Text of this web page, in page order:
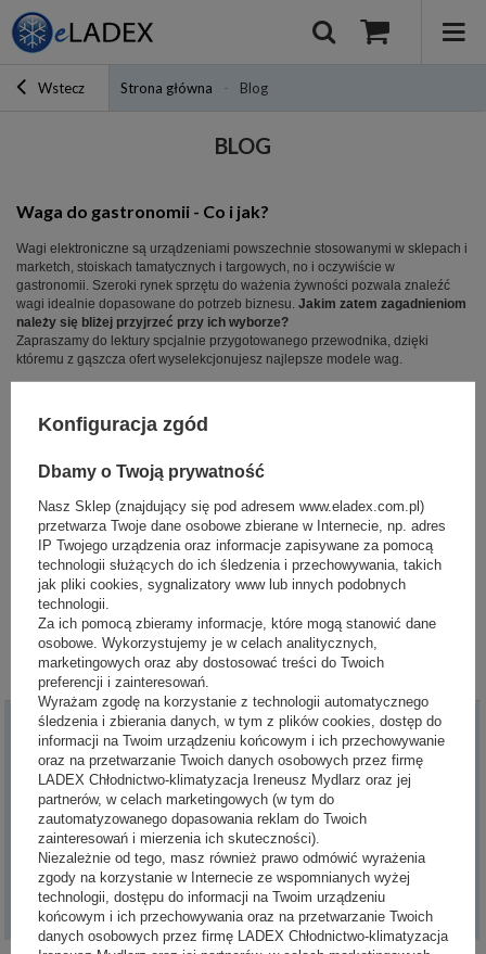
Wstecz Strona główna Blog
BLOG
Waga do gastronomii - Co i jak?
Wagi elektroniczne są urządzeniami powszechnie stosowanymi w sklepach i
marketch, stoiskach tamatycznych i targowych, no i oczywiście w
gastronomii. Szeroki rynek sprzętu do ważenia żywności pozwala znaleźć
wagi idealnie dopasowane do potrzeb biznesu. Jakim zatem zagadnieniom
należy się bliżej przyjrzeć przy ich wyborze?
Zapraszamy do lektury spcjalnie przygotowanego przewodnika, dzięki
któremu z gąszcza ofert wyselekcjonujesz najlepsze modele wag.
Krajalnica stanowi jedną z najważniejszych maszyn na wyposażeniu sklepu
oraz firmy zajmującej się gastronomią czy cateringiem. Praca tego
urządzenia ma na celu
szybkie ,wygodne a przy tym bezpieczne
krojenie
produktów spożywczych np. chleba, wędlin, sera, na wybrane grubości,
równe plasterki.
W jaki sposób dokonać najwłaściwszegowyboru?Wystarczy zwrócić
uwagę na kilka czynników, aby zakupiona krajalnica służyła na długie lata.
Przeczytaj więcej
Moje zamówienie
Status zamówienia
Śledzenie przesyłki
Chcę zareklamować towar
Chcę zwrócić towar
Chcę wymienić towar
Konfiguracja zgód
Dbamy o Twoją prywatność
Nasz Sklep (znajdujący się pod adresem www.eladex.com.pl)
przetwarza Twoje dane osobowe zbierane w Internecie, np. adres
IP Twojego urządzenia oraz informacje zapisywane za pomocą
technologii służących do ich śledzenia i przechowywania, takich
jak pliki cookies, sygnalizatory www lub innych podobnych
technologii.
Za ich pomocą zbieramy informacje, które mogą stanowić dane
osobowe. Wykorzystujemy je w celach analitycznych,
marketingowych oraz aby dostosować treści do Twoich
preferencji i zainteresowań.
Wyrażam zgodę na korzystanie z technologii automatycznego
śledzenia i zbierania danych, w tym z plików cookies, dostęp do
informacji na Twoim urządzeniu końcowym i ich przechowywanie
oraz na przetwarzanie Twoich danych osobowych przez firmę
LADEX Chłodnictwo-klimatyzacja Ireneusz Mydlarz oraz jej
partnerów, w celach marketingowych (w tym do
zautomatyzowanego dopasowania reklam do Twoich
zainteresowań i mierzenia ich skuteczności).
Niezależnie od tego, masz również prawo odmówić wyrażenia
zgody na korzystanie w Internecie ze wspomnianych wyżej
technologii, dostępu do informacji na Twoim urządzeniu
końcowym i ich przechowywania oraz na przetwarzanie Twoich
danych osobowych przez firmę LADEX Chłodnictwo-klimatyzacja